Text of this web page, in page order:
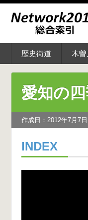
歴史街道 木
愛知の
作成日：2012年7月7日
INDEX